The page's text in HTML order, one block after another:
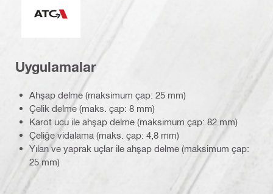
Uygulamalar
Ahşap delme (maksimum çap: 25 mm)
Çelik delme (maks. çap: 8 mm)
Karot ucu ile ahşap delme (maksimum çap: 82 mm)
Çeliğe vidalama (maks. çap: 4,8 mm)
Yılan ve yaprak uçlar ile ahşap delme (maksimum çap:
25 mm)